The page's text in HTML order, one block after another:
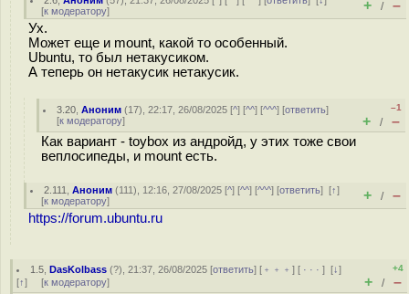
[к модератору] + / –
Ух.
Может еще и mount, какой то особенный.
Ubuntu, то был нетакусиком.
А теперь он нетакусик нетакусик.
3.20 ,Аноним (17), 22:17, 26/08/2025 [^] [^^] [^^^] [ответить]
[к модератору]
–1
+ / –
Как вариант - toybox из андройд, у этих тоже свои
веплосипеды, и mount есть.
2.111 ,Аноним (111), 12:16, 27/08/2025 [^] [^^] [^^^] [ответить][↑]
[к модератору] + / –
https://forum.ubuntu.ru
1.5 ,DasKolbass (?), 21:37, 26/08/2025 [ответить] [ ﹢﹢﹢] [ · · ·][↓]
[↑] [к модератору]
+4
+ / –